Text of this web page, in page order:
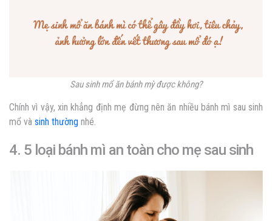
Sau sinh mổ ăn bánh mỳ được không?
Chính vì vậy, xin khẳng định mẹ đừng nên ăn nhiều bánh mì sau sinh
mổ và sinh thường nhé.
4. 5 loại bánh mì an toàn cho mẹ sau sinh